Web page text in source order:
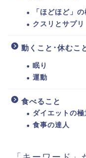
「ほどほど」
クスリとサプリ
動くこと･休むこ
眠り
運動
食べること
ダイエットの極
食事の達人